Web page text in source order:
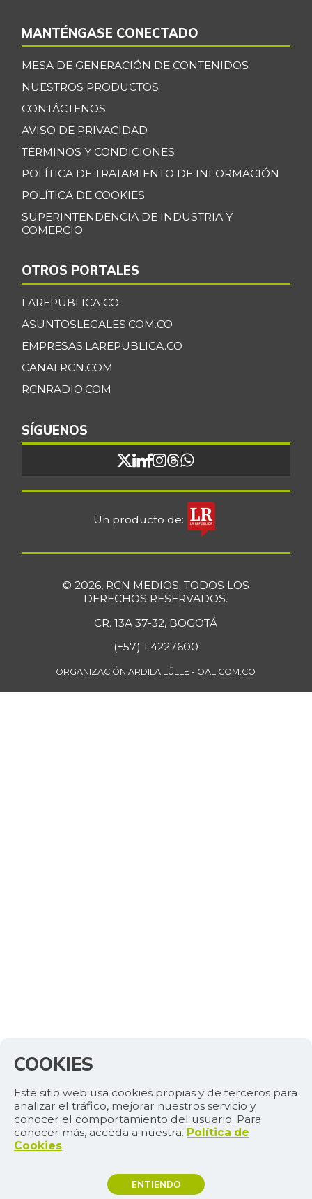
MANTÉNGASE CONECTADO
MESA DE GENERACIÓN DE CONTENIDOS
NUESTROS PRODUCTOS
CONTÁCTENOS
AVISO DE PRIVACIDAD
TÉRMINOS Y CONDICIONES
POLÍTICA DE TRATAMIENTO DE INFORMACIÓN
POLÍTICA DE COOKIES
SUPERINTENDENCIA DE INDUSTRIA Y
COMERCIO
OTROS PORTALES
LAREPUBLICA.CO
ASUNTOSLEGALES.COM.CO
EMPRESAS.LAREPUBLICA.CO
CANALRCN.COM
RCNRADIO.COM
SÍGUENOS
Un producto de:
© 2026, RCN MEDIOS. TODOS LOS
DERECHOS RESERVADOS.
CR. 13A 37-32, BOGOTÁ
(+57) 1 4227600
ORGANIZACIÓN ARDILA LÜLLE - OAL.COM.CO
COOKIES
Este sitio web usa cookies propias y de terceros para
analizar el tráfico, mejorar nuestros servicio y
conocer el comportamiento del usuario. Para
conocer más, acceda a nuestra. Política de
Cookies.
ENTIENDO